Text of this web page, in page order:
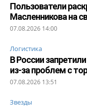
Пользователи
Масленникова на
07.08.2026 14:00
Логистика
В России
из-за проблем с
07.08.2026 13:51
Звезды